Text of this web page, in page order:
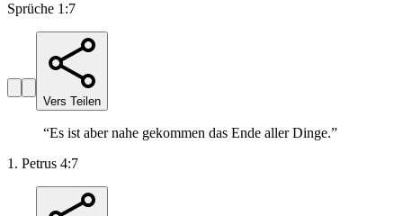
Sprüche 1:7
Vers Teilen
“Es ist aber nahe gekommen das Ende aller Dinge.”
1. Petrus 4:7